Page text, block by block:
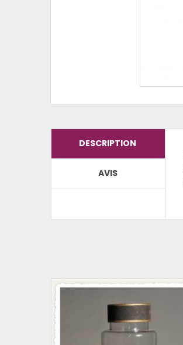
DESCRIPTION
AVIS